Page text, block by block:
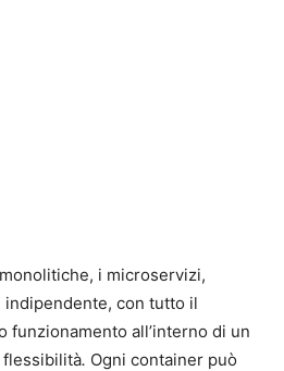
i microservizi,
con tutto il
funzionamento all’interno di un
flessibilità. Ogni container può